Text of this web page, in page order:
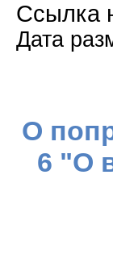
Ссылка
Дата
О
6 "О